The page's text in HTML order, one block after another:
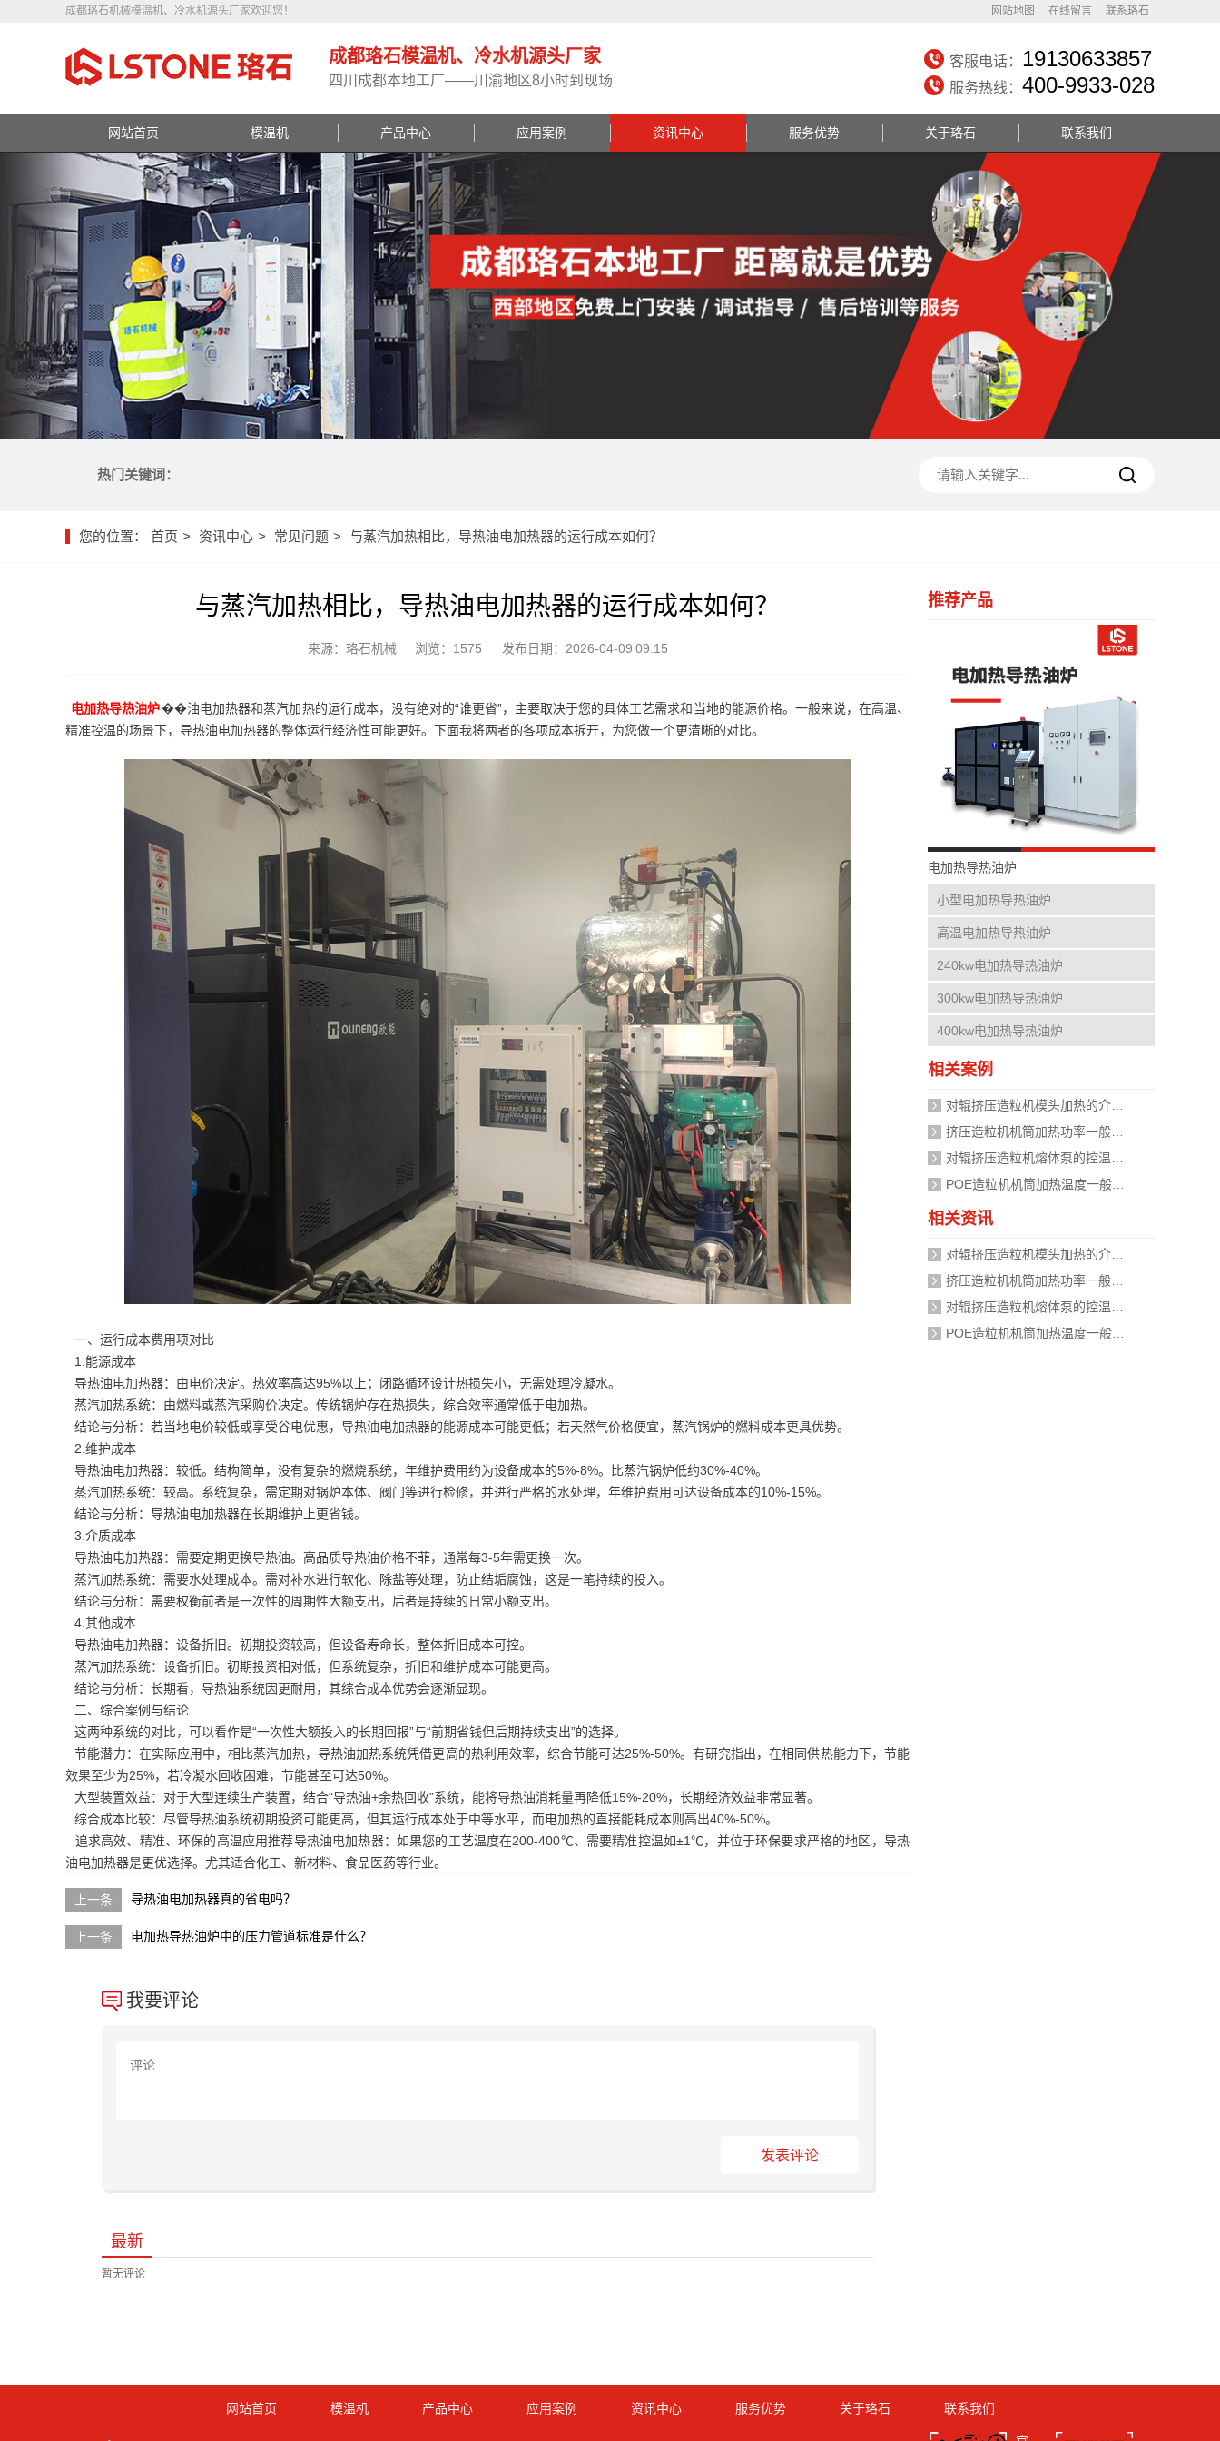
网站地图 在线留言 联系珞石
成都珞石机械模温机、冷水机源头厂家欢迎您！
客服电话： 19130633857
服务热线： 400-9933-028
成都珞石模温机、冷水机源头厂家
四川成都本地工厂——川渝地区8小时到现场
网站首页 模温机 产品中心 应用案例 资讯中心 服务优势 关于珞石 联系我们
热门关键词：
您的位置： 首页 资讯中心 常见问题 与蒸汽加热相比，导热油电加热器的运行成本如何？
与蒸汽加热相比，导热油电加热器的运行成本如何？
来源：珞石机械 浏览：1575 发布日期：2026-04-09 09:15
电加热导热油炉��油电加热器和蒸汽加热的运行成本，没有绝对的“谁更省”，主要取决于您的具体工艺需求和当地的能源价格。一般来说，在高温、
精准控温的场景下，导热油电加热器的整体运行经济性可能更好。下面我将两者的各项成本拆开，为您做一个更清晰的对比。
一、运行成本费用项对比
1.能源成本
导热油电加热器：由电价决定。热效率高达95%以上；闭路循环设计热损失小，无需处理冷凝水。
蒸汽加热系统：由燃料或蒸汽采购价决定。传统锅炉存在热损失，综合效率通常低于电加热。
结论与分析：若当地电价较低或享受谷电优惠，导热油电加热器的能源成本可能更低；若天然气价格便宜，蒸汽锅炉的燃料成本更具优势。
2.维护成本
导热油电加热器：较低。结构简单，没有复杂的燃烧系统，年维护费用约为设备成本的5%-8%。比蒸汽锅炉低约30%-40%。
蒸汽加热系统：较高。系统复杂，需定期对锅炉本体、阀门等进行检修，并进行严格的水处理，年维护费用可达设备成本的10%-15%。
结论与分析：导热油电加热器在长期维护上更省钱。
3.介质成本
导热油电加热器：需要定期更换导热油。高品质导热油价格不菲，通常每3-5年需更换一次。
蒸汽加热系统：需要水处理成本。需对补水进行软化、除盐等处理，防止结垢腐蚀，这是一笔持续的投入。
结论与分析：需要权衡前者是一次性的周期性大额支出，后者是持续的日常小额支出。
4.其他成本
导热油电加热器：设备折旧。初期投资较高，但设备寿命长，整体折旧成本可控。
蒸汽加热系统：设备折旧。初期投资相对低，但系统复杂，折旧和维护成本可能更高。
结论与分析：长期看，导热油系统因更耐用，其综合成本优势会逐渐显现。
二、综合案例与结论
这两种系统的对比，可以看作是“一次性大额投入的长期回报”与“前期省钱但后期持续支出”的选择。
节能潜力：在实际应用中，相比蒸汽加热，导热油加热系统凭借更高的热利用效率，综合节能可达25%-50%。有研究指出，在相同供热能力下，节能
效果至少为25%，若冷凝水回收困难，节能甚至可达50%。
大型装置效益：对于大型连续生产装置，结合“导热油+余热回收”系统，能将导热油消耗量再降低15%-20%，长期经济效益非常显著。
综合成本比较：尽管导热油系统初期投资可能更高，但其运行成本处于中等水平，而电加热的直接能耗成本则高出40%-50%。
追求高效、精准、环保的高温应用推荐导热油电加热器：如果您的工艺温度在200-400℃、需要精准控温如±1℃，并位于环保要求严格的地区，导热
油电加热器是更优选择。尤其适合化工、新材料、食品医药等行业。
导热油电加热器真的省电吗？
电加热导热油炉中的压力管道标准是什么？
我要评论
发表评论
最新
暂无评论
推荐产品
电加热导热油炉
小型电加热导热油炉
高温电加热导热油炉
240kw电加热导热油炉
300kw电加热导热油炉
400kw电加热导热油炉
相关案例
相关资讯
网站首页 模温机 产品中心 应用案例 资讯中心 服务优势 关于珞石 联系我们